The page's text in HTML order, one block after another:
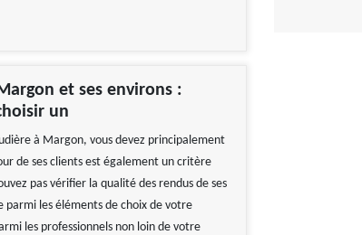
et ses environs :
un
à Margon, vous devez principalement
de ses clients est également un critère
pas vérifier la qualité des rendus de ses
parmi les éléments de choix de votre
les professionnels non loin de votre